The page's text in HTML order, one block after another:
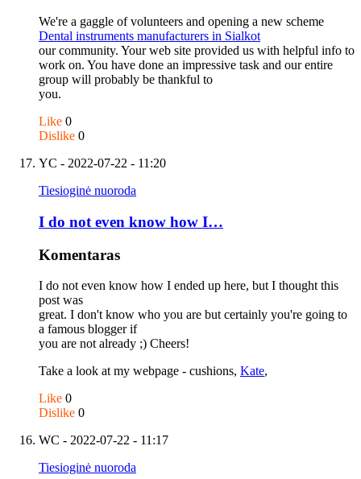
We're a gaggle of volunteers and opening a new scheme
Dental instruments manufacturers in Sialkot
our community. Your web site provided us with helpful info to
work on. You have done an impressive task and our entire
group will probably be thankful to
you.
Like 0
Dislike 0
YC - 2022-07-22 - 11:20
Tiesioginė nuoroda
I do not even know how I…
Komentaras
I do not even know how I ended up here, but I thought this
post was
great. I don't know who you are but certainly you're going to
a famous blogger if
you are not already ;) Cheers!
Take a look at my webpage - cushions, Kate,
Like 0
Dislike 0
WC - 2022-07-22 - 11:17
Tiesioginė nuoroda